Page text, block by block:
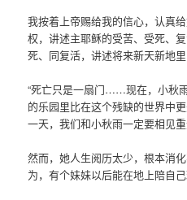
我按着上帝赐给我的信心，认真
权，讲述主耶稣的受苦、受死、
死、同复活，讲述将来新天新地里
“死亡只是一扇门……现在，小秋
的乐园里比在这个残缺的世界中
一天，我们和小秋雨一定要相见
然而，她人生阅历太少，根本消
为，有个妹妹以后能在地上陪自己